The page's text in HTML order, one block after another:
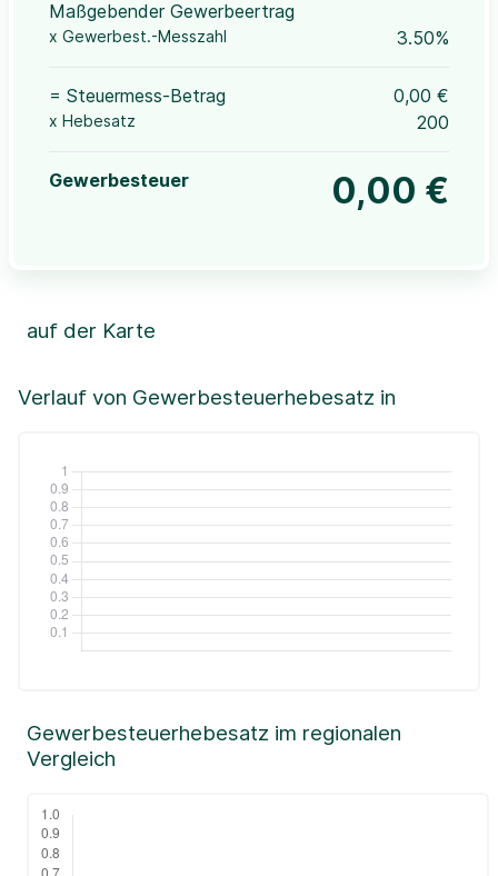
Maßgebender Gewerbeertrag
x Gewerbest.-Messzahl 3.50%
= Steuermess-Betrag 0,00 €
x Hebesatz 200
Gewerbesteuer 0,00 €
Verlauf von Gewerbesteuerhebesatz in
auf der Karte
+
Leaflet|©OpenStreetMap, ©CartoDB,
Gewerbesteuerhebesatz im regionalen
Vergleich